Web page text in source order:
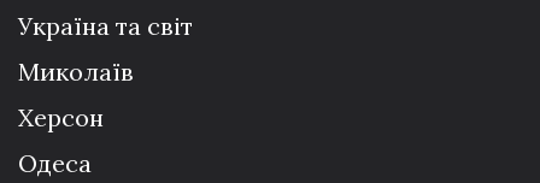
Україна та світ
Миколаїв
Херсон
Одеса